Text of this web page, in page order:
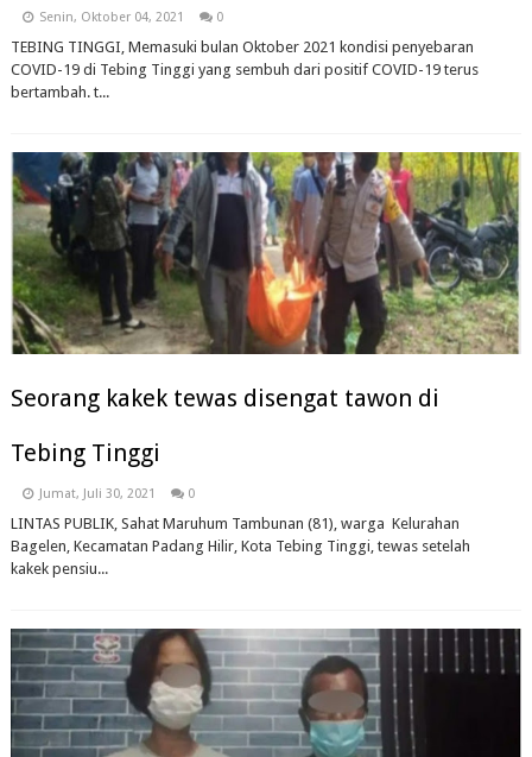
Senin, Oktober 04, 2021 0
TEBING TINGGI, Memasuki bulan Oktober 2021 kondisi penyebaran
COVID-19 di Tebing Tinggi yang sembuh dari positif COVID-19 terus
bertambah. t...
Seorang kakek tewas disengat tawon di
Tebing Tinggi
Jumat, Juli 30, 2021 0
LINTAS PUBLIK, Sahat Maruhum Tambunan (81), warga Kelurahan
Bagelen, Kecamatan Padang Hilir, Kota Tebing Tinggi, tewas setelah
kakek pensiu...